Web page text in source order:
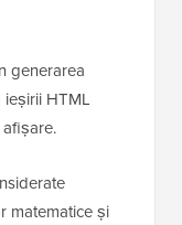
generarea
HTML
matematice și